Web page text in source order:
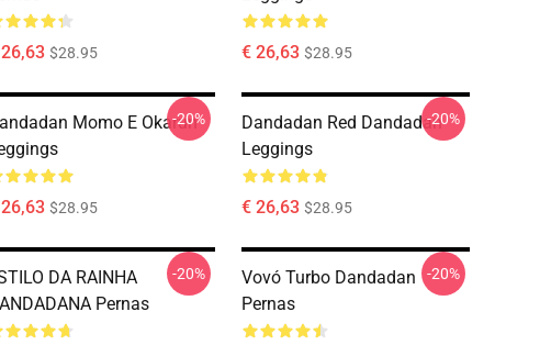
$28.95 € 26,63 $28.95
Momo E Okarun
$28.95
-20%
Dandadan Red Dandadan
Leggings
€ 26,63 $28.95
-20%
DA RAINHA
Pernas
-20%
Vovó Turbo Dandadan
Pernas
-20%